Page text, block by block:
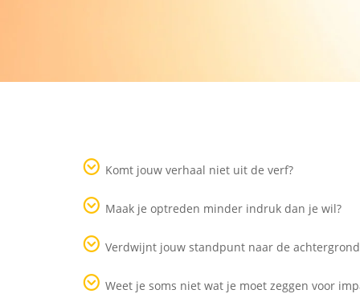
Komt jouw verhaal niet uit de verf?
Maak je optreden minder indruk dan je wil?
Verdwijnt jouw standpunt naar de
Weet je soms niet wat je moet zeggen voor